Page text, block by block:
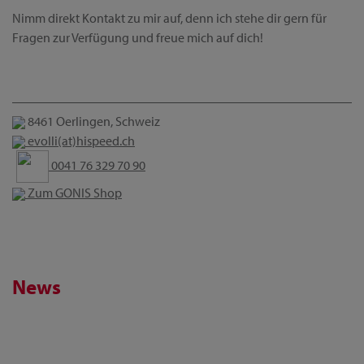
Nimm direkt Kontakt zu mir auf, denn ich stehe dir gern für
Fragen zur Verfügung und freue mich auf dich!
8461 Oerlingen, Schweiz
evolli(at)hispeed.ch
0041 76 329 70 90
Zum GONIS Shop
News